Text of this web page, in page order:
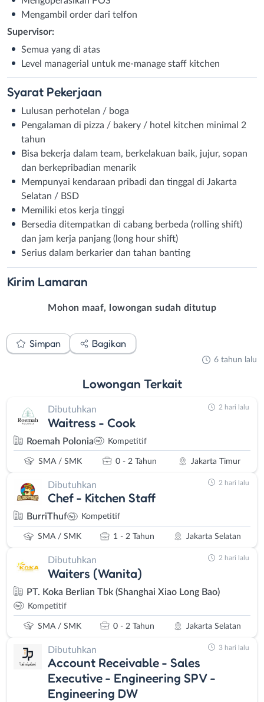
Mengambil order dari telfon
Supervisor:
Semua yang di atas
Level managerial untuk me-manage staff kitchen
Syarat Pekerjaan
Lulusan perhotelan / boga
Pengalaman di pizza / bakery / hotel kitchen minimal 2
tahun
Bisa bekerja dalam team, berkelakuan baik, jujur, sopan
dan berkepribadian menarik
Mempunyai kendaraan pribadi dan tinggal di Jakarta
Selatan / BSD
Memiliki etos kerja tinggi
Bersedia ditempatkan di cabang berbeda (rolling shift)
dan jam kerja panjang (long hour shift)
Serius dalam berkarier dan tahan banting
Kirim Lamaran
Mohon maaf, lowongan sudah ditutup
Simpan Bagikan
6 tahun lalu
Lowongan Terkait
Dibutuhkan
Waitress - Cook
Roemah Polonia Kompetitif
SMA / SMK 0 - 2 Tahun Jakarta Timur
2 hari lalu
Dibutuhkan
Chef - Kitchen Staff
BurriThuf Kompetitif
SMA / SMK 1 - 2 Tahun Jakarta Selatan
2 hari lalu
Dibutuhkan
Waiters (Wanita)
PT. Koka Berlian Tbk (Shanghai Xiao Long Bao)
Kompetitif
SMA / SMK 0 - 2 Tahun Jakarta Selatan
2 hari lalu
Dibutuhkan
Account Receivable - Sales
Executive - Engineering SPV -
Engineering DW
3 hari lalu